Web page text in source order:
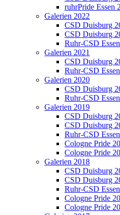
ruhrPride Essen
Galerien 2022
CSD Duisburg
CSD Duisburg
Ruhr-CSD
Galerien 2021
CSD Duisburg
Ruhr-CSD
Galerien 2020
CSD Duisburg
Ruhr-CSD
Galerien 2019
CSD Duisburg
CSD Duisburg
Ruhr-CSD
Cologne Pride
Cologne Pride
Galerien 2018
CSD Duisburg
CSD Duisburg
Ruhr-CSD
Cologne Pride
Cologne Pride